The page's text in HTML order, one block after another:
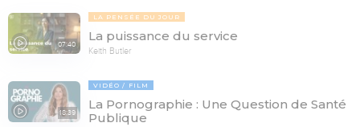
07:40
LA PENSÉE DU JOUR
La puissance du service
Keith Butler
18:39
VIDÉO FILM
La Pornographie : Une Question de Santé
Publique